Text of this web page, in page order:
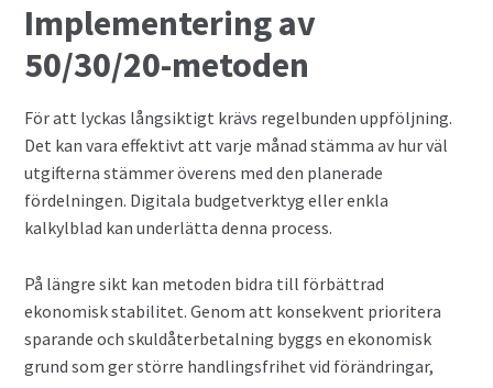
Implementering av
50/30/20-metoden
För att lyckas långsiktigt krävs regelbunden uppföljning.
Det kan vara effektivt att varje månad stämma av hur väl
utgifterna stämmer överens med den planerade
fördelningen. Digitala budgetverktyg eller enkla
kalkylblad kan underlätta denna process.
På längre sikt kan metoden bidra till förbättrad
ekonomisk stabilitet. Genom att konsekvent prioritera
sparande och skuldåterbetalning byggs en ekonomisk
grund som ger större handlingsfrihet vid förändringar,